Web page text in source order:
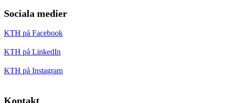
Sociala medier
KTH på Facebook
KTH på LinkedIn
KTH på Instagram
Kontakt